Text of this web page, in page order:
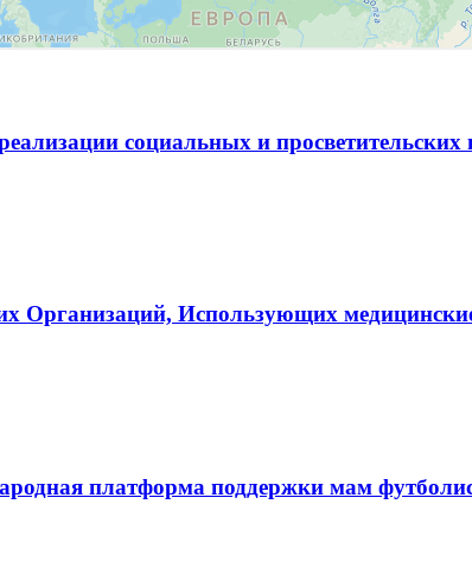
социальных и
Организаций, Использующих
платформа поддержки мам